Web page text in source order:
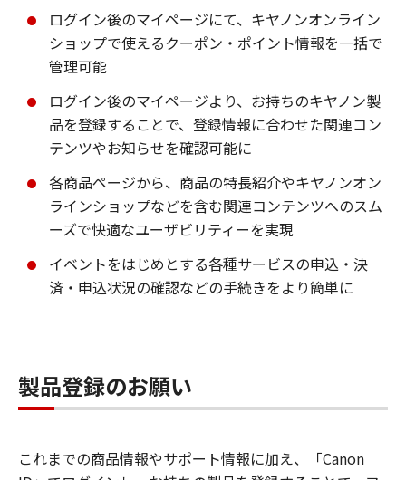
ログイン後のマイページにて、キヤノンオンライン
ショップで使えるクーポン・ポイント情報を一括で
管理可能
ログイン後のマイページより、お持ちのキヤノン製
品を登録することで、登録情報に合わせた関連コン
テンツやお知らせを確認可能に
各商品ページから、商品の特長紹介やキヤノンオン
ラインショップなどを含む関連コンテンツへのスム
ーズで快適なユーザビリティーを実現
イベントをはじめとする各種サービスの申込・決
済・申込状況の確認などの手続きをより簡単に
製品登録のお願い
これまでの商品情報やサポート情報に加え、「Canon